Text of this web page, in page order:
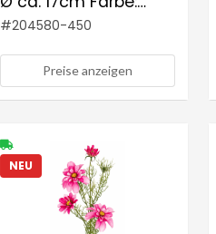
altrosé
#204580-450
Preise anzeigen
NEU